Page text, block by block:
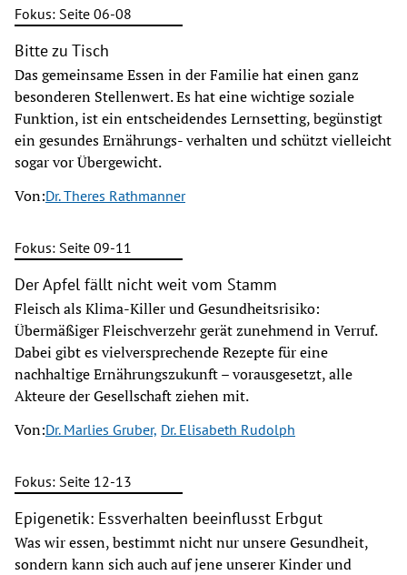
Fokus: Seite 06-08
Bitte zu Tisch
Das gemeinsame Essen in der Familie hat einen ganz
besonderen Stellenwert. Es hat eine wichtige soziale
Funktion, ist ein entscheidendes Lernsetting, begünstigt
ein gesundes Ernährungs- verhalten und schützt vielleicht
sogar vor Übergewicht.
Von:Dr. Theres Rathmanner
Fokus: Seite 09-11
Der Apfel fällt nicht weit vom Stamm
Fleisch als Klima-Killer und Gesundheitsrisiko:
Übermäßiger Fleischverzehr gerät zunehmend in Verruf.
Dabei gibt es vielversprechende Rezepte für eine
nachhaltige Ernährungszukunft – vorausgesetzt, alle
Akteure der Gesellschaft ziehen mit.
Von:Dr. Marlies Gruber, Dr. Elisabeth Rudolph
Fokus: Seite 12-13
Epigenetik: Essverhalten beeinflusst Erbgut
Was wir essen, bestimmt nicht nur unsere Gesundheit,
sondern kann sich auch auf jene unserer Kinder und